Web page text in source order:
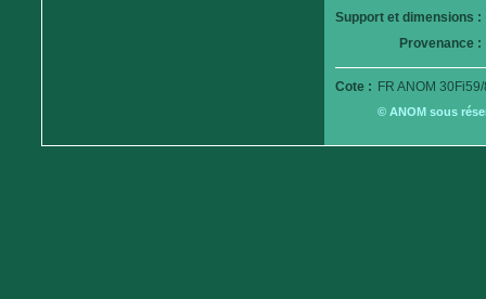
Support et dimensions :
Provenance :
Cote : FR ANOM
© ANOM sous